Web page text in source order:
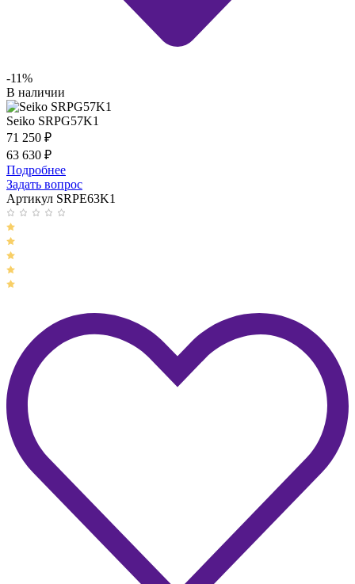
-11%
В наличии
Seiko SRPG57K1
71 250 ₽
63 630 ₽
Подробнее
Задать вопрос
Артикул SRPE63K1